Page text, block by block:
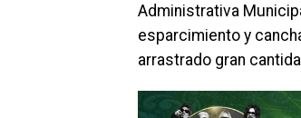
Administrativa
esparcimiento y
arrastrado gran